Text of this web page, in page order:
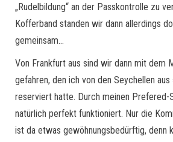
„Rudelbildung“ an der Passkontrolle zu
Kofferband standen wir dann allerdings
gemeinsam…
Von Frankfurt aus sind wir dann mit dem
gefahren, den ich von den Seychellen aus
reserviert hatte. Durch meinen Prefered-
natürlich perfekt funktioniert. Nur die
ist da etwas gewöhnungsbedürftig, denn